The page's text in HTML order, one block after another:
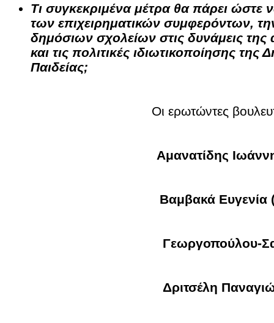
Τι συγκεκριμένα μέτρα θα πάρει ώστε
των επιχειρηματικών συμφερόντων,
δημόσιων σχολείων στις δυνάμεις της
και τις πολιτικές ιδιωτικοποίησης
Παιδείας;
Οι ερωτώντες
Αμανατίδης
Βαμβακά Ευγενία
Γεωργοπούλου-
Δριτσέλη